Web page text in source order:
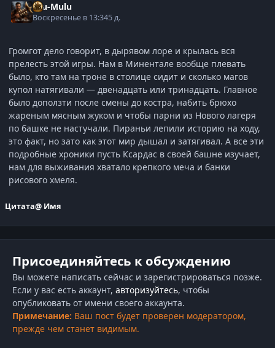
Ulu-Mulu
Воскресенье в 13:345 д.
Громгот дело говорит, в дырявом лоре и крылась вся
прелесть этой игры. Нам в Минентале вообще плевать
было, кто там на троне в столице сидит и сколько магов
купол натягивали — двенадцать или тринадцать. Главное
было доползти после смены до костра, набить брюхо
жареным мясным жуком и чтобы парни из Нового лагеря
по башке не настучали. Пираньи лепили историю на ходу,
это факт, но зато как этот мир дышал и затягивал. А все эти
подробные хроники пусть Ксардас в своей башне изучает,
нам для выживания хватало крепкого меча и банки
рисового хмеля.
Цитата@ Имя
Присоединяйтесь к обсуждению
Вы можете написать сейчас и зарегистрироваться позже.
Если у вас есть аккаунт, авторизуйтесь, чтобы
опубликовать от имени своего аккаунта.
Примечание: Ваш пост будет проверен модератором,
прежде чем станет видимым.